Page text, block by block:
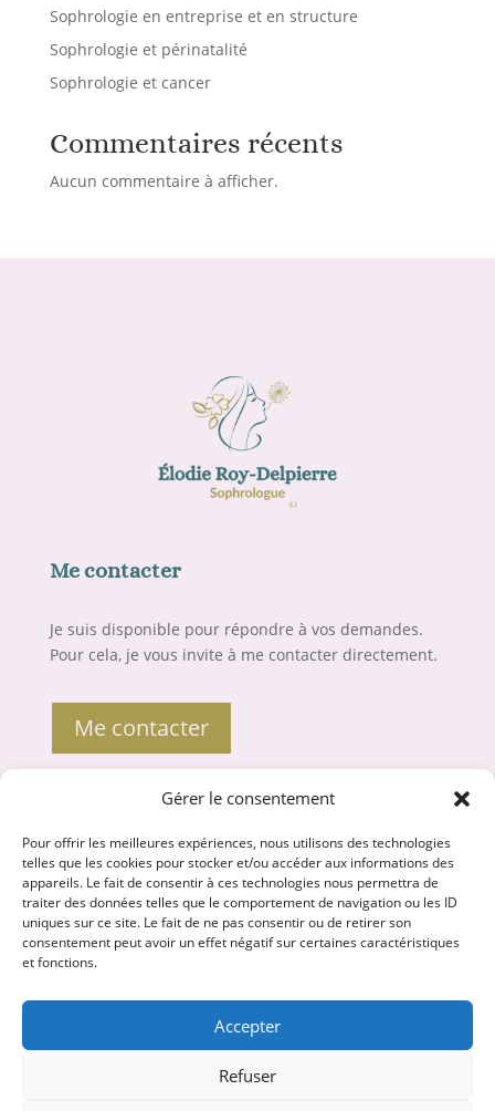
Gérer le consentement
Pour offrir les meilleures expériences, nous utilisons des technologies
telles que les cookies pour stocker et/ou accéder aux informations des
appareils. Le fait de consentir à ces technologies nous permettra de
traiter des données telles que le comportement de navigation ou les ID
uniques sur ce site. Le fait de ne pas consentir ou de retirer son
consentement peut avoir un effet négatif sur certaines caractéristiques
et fonctions.
Accepter
Refuser
Sophrologie en entreprise et en structure
Sophrologie et périnatalité
Sophrologie et cancer
Commentaires récents
Aucun commentaire à afficher.
Me contacter
Je suis disponible pour répondre à vos demandes.
Pour cela, je vous invite à me contacter directement.
Me contacter
Liens utiles
Mentions légales
Politique de confidentialité
CGV et médiation